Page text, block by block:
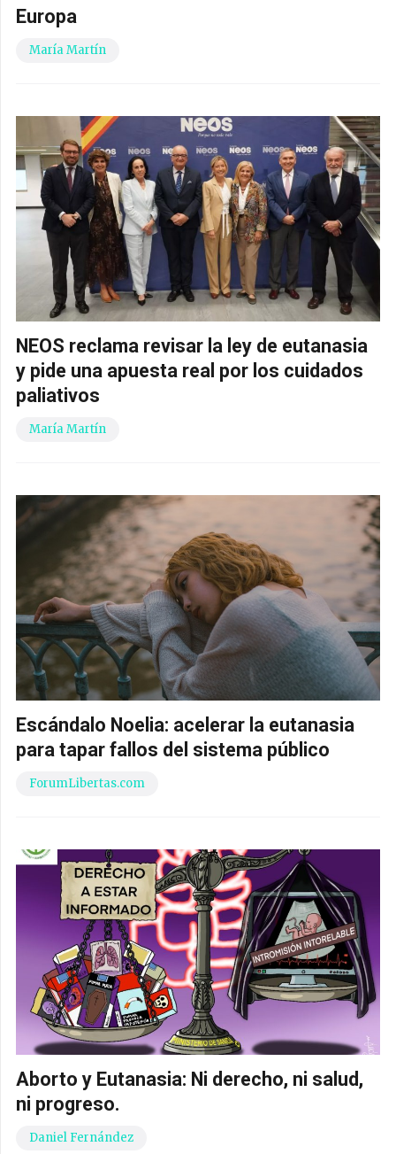
Europa
María Martín
NEOS reclama revisar la ley de eutanasia
y pide una apuesta real por los cuidados
paliativos
María Martín
Escándalo Noelia: acelerar la eutanasia
para tapar fallos del sistema público
ForumLibertas.com
Aborto y Eutanasia: Ni derecho, ni salud,
ni progreso.
Daniel Fernández